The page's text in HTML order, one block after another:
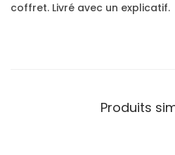
coffret. Livré avec un explicatif.
Produits